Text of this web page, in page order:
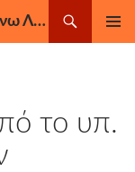
ΣΕΠΕ "Ηρώ Κωνσταντοπούλου" ~ Άνω Λιόσια, Ζεφύρι, Φυλή
το υπ.